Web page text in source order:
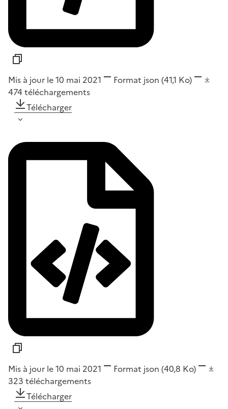
Mis à jour le 10 mai 2021 Format json (41,1 Ko)
474 téléchargements
Télécharger
Mis à jour le 10 mai 2021 Format json (40,8 Ko)
323 téléchargements
Télécharger